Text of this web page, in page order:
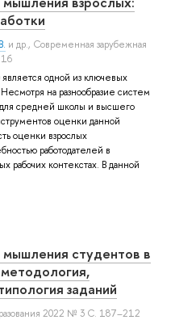
и др., Современная зарубежная
одной из ключевых
на разнообразие систем
для средней школы и высшего
оценки данной
оценки взрослых
работодателей в
рабочих контекстах. В данной
студентов в
заданий
2022 № 3 С. 187–212